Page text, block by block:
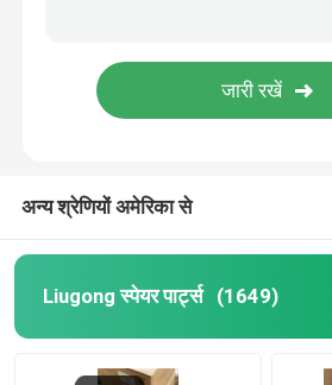
अन्य श्रेणियों अमेरिका से
Liugong स्पेयर पार्ट्स (1649)